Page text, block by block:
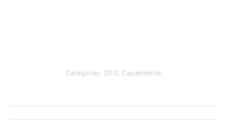
Categories: 2012, Casamentos
Navegação